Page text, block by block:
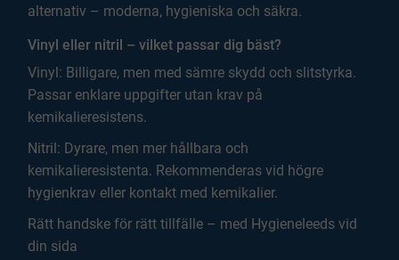
alternativ – moderna, hygieniska och säkra.
Vinyl eller nitril – vilket passar dig bäst?
Vinyl: Billigare, men med sämre skydd och slitstyrka.
Passar enklare uppgifter utan krav på
kemikalieresistens.
Nitril: Dyrare, men mer hållbara och
kemikalieresistenta. Rekommenderas vid högre
hygienkrav eller kontakt med kemikalier.
Rätt handske för rätt tillfälle – med Hygieneleeds vid
din sida